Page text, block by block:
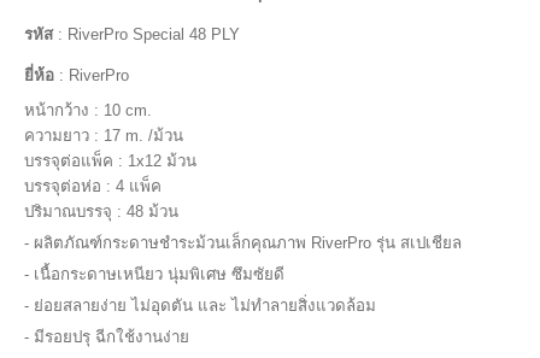
รหัส: RiverPro Special 48 PLY
ยี่ห้อ : RiverPro
หน้ากว้าง : 10 cm.
ความยาว : 17 m. /ม้วน
บรรจุต่อแพ็ค : 1x12 ม้วน
บรรจุต่อห่อ : 4 แพ็ค
ปริมาณบรรจุ : 48 ม้วน
- ผลิตภัณฑ์กระดาษชำระม้วนเล็กคุณภาพ RiverPro รุ่น สเปเชียล
- เนื้อกระดาษเหนียว นุ่มพิเศษ ซึมซัยดี
- ย่อยสลายง่าย ไม่อุดตัน และ ไม่ทำลายสิ่งแวดล้อม
- มีรอยปรุ ฉีกใช้งานง่าย